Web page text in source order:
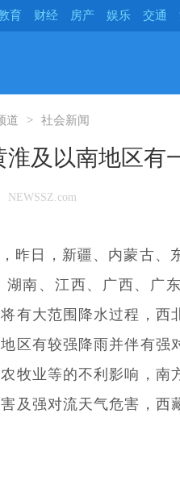
育 财经 房产 娱乐 交通
道 社会新闻
淮及以南地区有
NEWSSZ.com
昨日，新疆、内蒙古、
南、江西、广西、广
有大范围降水过程，西
区有较强降雨并伴有强
牧业等的不利影响，南
及强对流天气危害，西